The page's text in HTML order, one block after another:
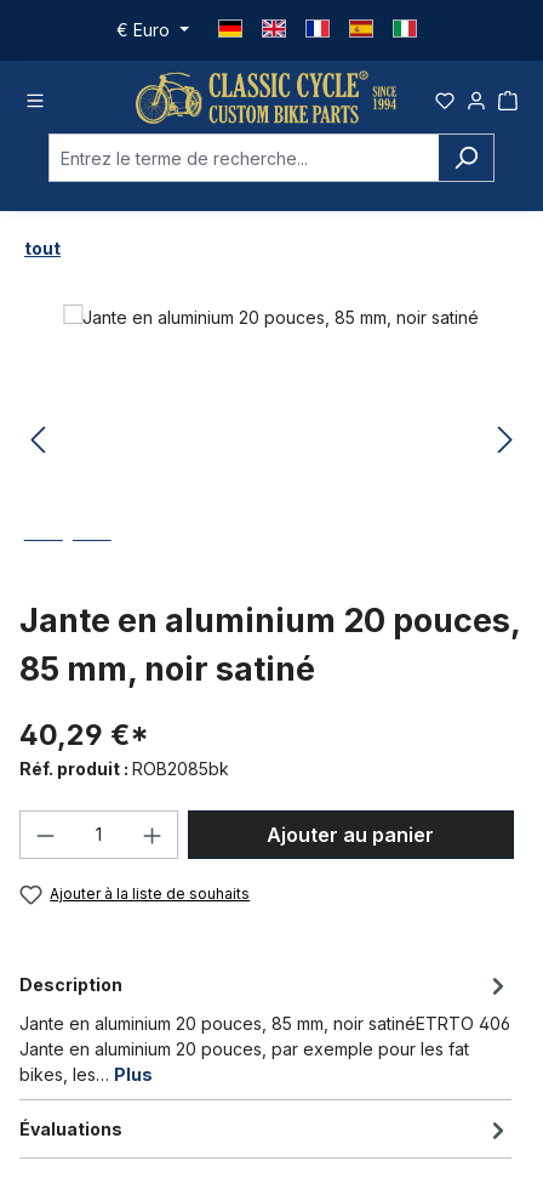
Passer au contenu principal
€ Euro
tout
Ignorer la galerie d'images
Jante en aluminium 20 pouces,
85 mm, noir satiné
40,29 €*
Réf. produit : ROB2085bk
Quantité de produit : Entrez la
Ajouter au panier
Ajouter à la liste de souhaits
Description
Jante en aluminium 20 pouces, 85 mm, noir satinéETRTO 406
Jante en aluminium 20 pouces, par exemple pour les fat
bikes, les… Plus
Évaluations